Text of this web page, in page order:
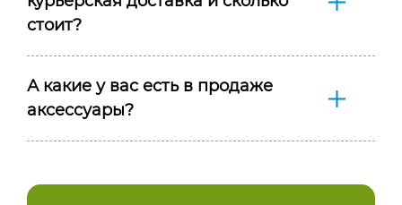
стоит?
А какие у вас есть в продаже
аксессуары?